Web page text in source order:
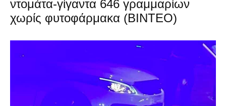
ντομάτα-γίγαντα 646 γραμμαρίων
χωρίς φυτοφάρμακα (ΒΙΝΤΕΟ)